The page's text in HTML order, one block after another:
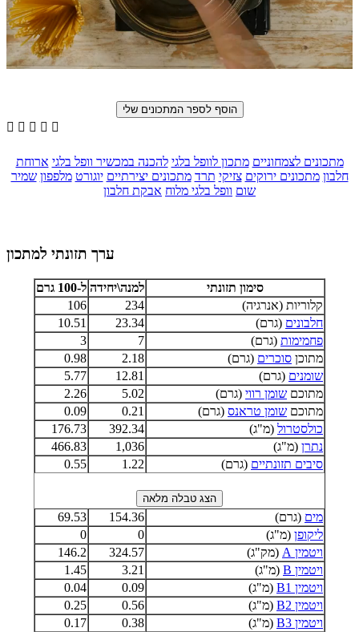
    
מתכונים לצמחוניים מתכון לוופל בלגי להכנה במכשיר וופל בלגי ארוחת
חלבון מתכונים ירוקים צזיקי תרד מתכונים יצירתיים יוגורט מלפפון שמיר
שום וופל בלגי מלוח אבקת חלבון
ערך תזונתי למתכון
סימון תזונתי למנה\יחידה ל-100 גרם
קלוריות (אנרגיה)
234
106
חלבונים (גרם) 23.34
10.51
פחמימות (גרם) 7
3
מתוכן סוכרים (גרם) 2.18
0.98
שומנים (גרם) 12.81
5.77
מתוכם שומן רווי (גרם) 5.02
2.26
מתוכם שומן טראנס (גרם) 0.21
0.09
כולסטרול (מ"ג) 392.34
176.73
נתרן (מ"ג) 1,036
466.83
סיבים תזונתיים (גרם) 1.22
0.55
מים (גרם) 154.36
69.53
ליקופן (מ"ג) 0
0
ויטמין A
(מק"ג) 324.57
146.2
ויטמין B
(מ"ג) 3.21
1.45
ויטמין B1
(מ"ג) 0.09
0.04
ויטמין B2
(מ"ג) 0.56
0.25
ויטמין B3
(מ"ג) 0.38
0.17